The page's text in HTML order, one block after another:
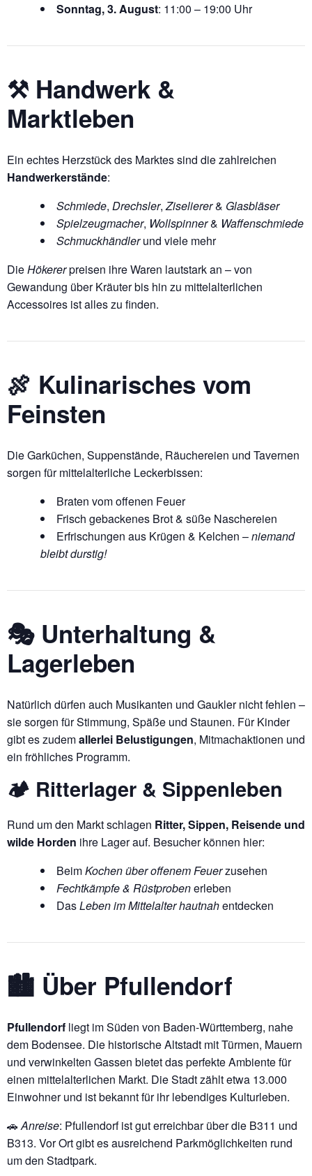
Sonntag, 3. August: 11:00 – 19:00 Uhr
⚒️ Handwerk &
Marktleben
Ein echtes Herzstück des Marktes sind die zahlreichen
Handwerkerstände:
Schmiede, Drechsler,Ziselierer& Glasbläser
Spielzeugmacher, Wollspinner& Waffenschmiede
Schmuckhändlerund viele mehr
DieHökererpreisen ihre Waren lautstark an – von
Gewandung über Kräuter bis hin zu mittelalterlichen
Accessoires ist alles zu finden.
🍖 Kulinarisches vom
Feinsten
Die Garküchen, Suppenstände, Räuchereien und Tavernen
sorgen für mittelalterliche Leckerbissen:
Braten vom offenen Feuer
Frisch gebackenes Brot & süße Naschereien
Erfrischungen aus Krügen & Kelchen –niemand
bleibt durstig!
🎭 Unterhaltung &
Lagerleben
Natürlich dürfen auch Musikanten und Gaukler nicht fehlen –
sie sorgen für Stimmung, Späße und Staunen. Für Kinder
gibt es zudemallerlei Belustigungen, Mitmachaktionen und
ein fröhliches Programm.
🏕 Ritterlager & Sippenleben
Rund um den Markt schlagen Ritter, Sippen, Reisende und
wilde Horden ihre Lager auf. Besucher können hier:
BeimKochen über offenem Feuerzusehen
Fechtkämpfe & Rüstprobenerleben
DasLeben im Mittelalter hautnahentdecken
🏙 Über Pfullendorf
Pfullendorf liegt im Süden von Baden-Württemberg, nahe
dem Bodensee. Die historische Altstadt mit Türmen, Mauern
und verwinkelten Gassen bietet das perfekte Ambiente für
einen mittelalterlichen Markt. Die Stadt zählt etwa 13.000
Einwohner und ist bekannt für ihr lebendiges Kulturleben.
🚗Anreise: Pfullendorf ist gut erreichbar über die B311 und
B313. Vor Ort gibt es ausreichend Parkmöglichkeiten rund
um den Stadtpark.